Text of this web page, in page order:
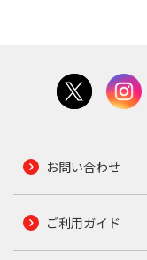
お問い合わせ
ご利用ガイド